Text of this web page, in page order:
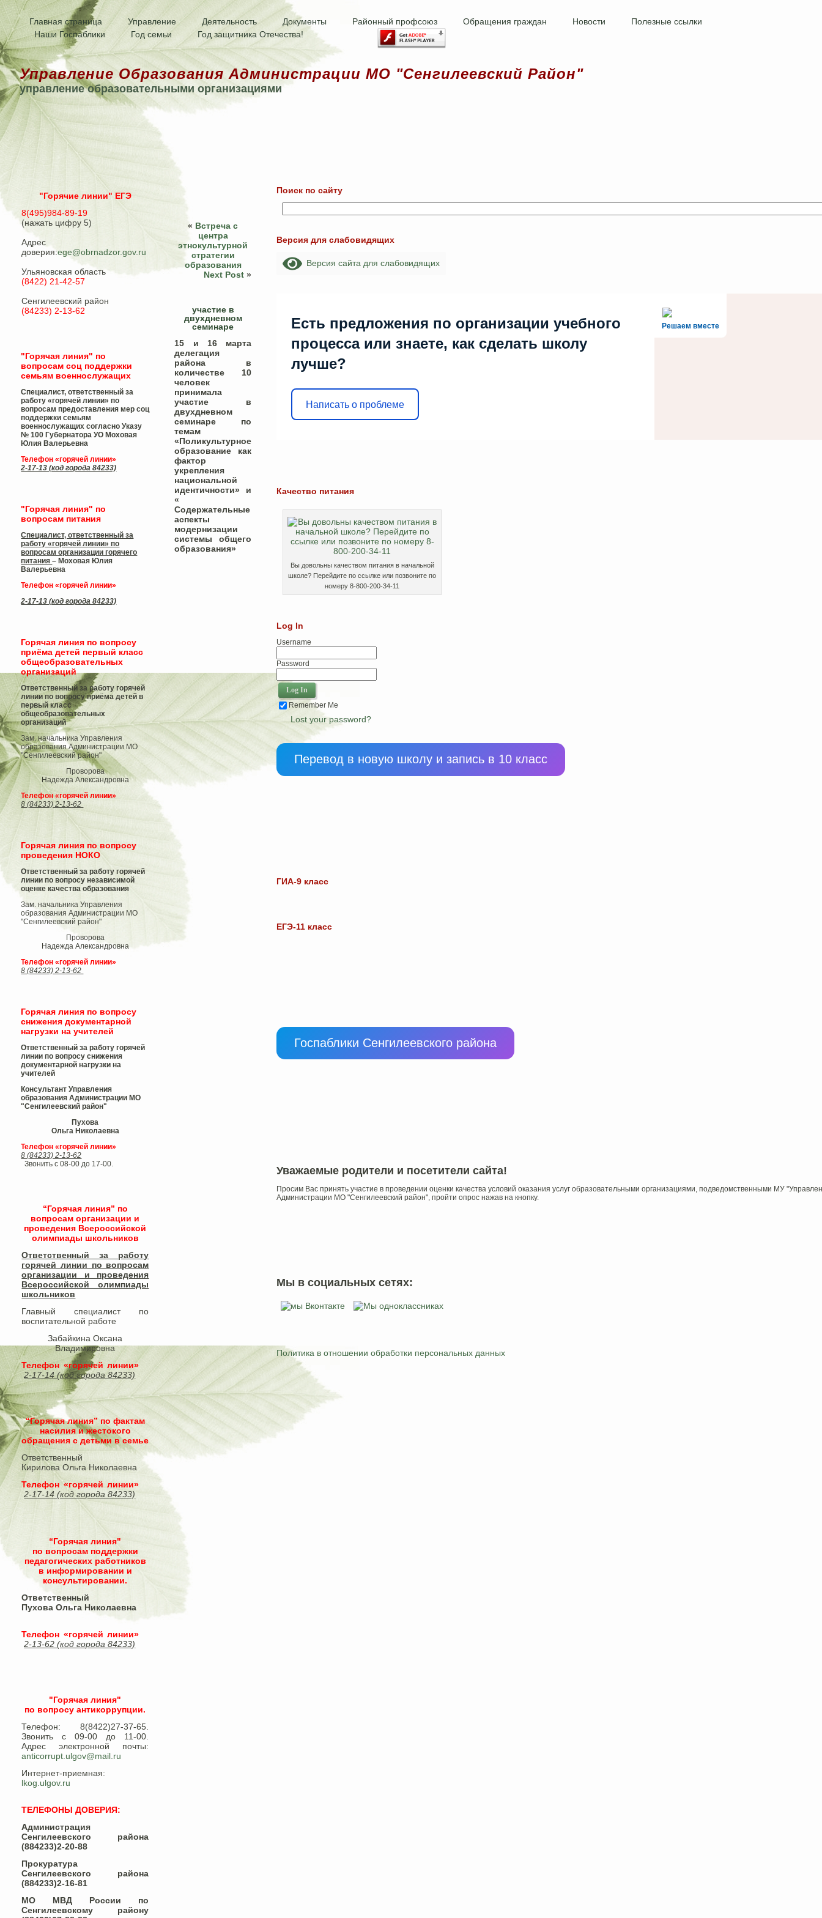
Главная страница Управление Деятельность Документы Районный профсоюз Обращения граждан Новости
Полезные ссылки
Наши Госпаблики
Год семьи Год защитника Отечества!
Управление Образования Администрации МО "Сенгилеевский Район"
управление образовательными организациями
"Горячие линии" ЕГЭ
8(495)984-89-19
(нажать цифру 5)
Адрес
доверия:ege@obrnadzor.gov.ru
Ульяновская область
(8422) 21-42-57
Сенгилеевский район
(84233) 2-13-62
"Горячая линия" по
вопросам соц поддержки
семьям военнослужащих
Специалист, ответственный за
работу «горячей линии» по
вопросам предоставления мер соц
поддержки семьям
военнослужащих согласно Указу
№ 100 Губернатора УО Моховая
Юлия Валерьевна
Телефон «горячей линии»
2-17-13 (код города 84233)
"Горячая линия" по
вопросам питания
Специалист, ответственный за
работу «горячей линии» по
вопросам организации горячего
питания– Моховая Юлия
Валерьевна
Телефон «горячей линии»
2-17-13 (код города 84233)
Горячая линия по вопросу
приёма детей первый класс
общеобразовательных
организаций
Ответственный за работу горячей
линии по вопросу приёма детей в
первый класс
общеобразовательных
организаций
Зам. начальника Управления
образования Администрации МО
"Сенгилеевский район"
Проворова
Надежда Александровна
Телефон «горячей линии»
8 (84233) 2-13-62
Горячая линия по вопросу
проведения НОКО
Ответственный за работу горячей
линии по вопросу независимой
оценке качества образования
Зам. начальника Управления
образования Администрации МО
"Сенгилеевский район"
Проворова
Надежда Александровна
Телефон «горячей линии»
8 (84233) 2-13-62
Горячая линия по вопросу
снижения документарной
нагрузки на учителей
Ответственный за работу горячей
линии по вопросу снижения
документарной нагрузки на
учителей
Консультант Управления
образования Администрации МО
"Сенгилеевский район"
Пухова
Ольга Николаевна
Телефон «горячей линии»
8 (84233) 2-13-62
Звонить с 08-00 до 17-00.
“Горячая линия” по
вопросам организации и
проведения Всероссийской
олимпиады школьников
Ответственный за работу
горячей линии по вопросам
организации и проведения
Всероссийской олимпиады
школьников​
Главный специалист по
воспитательной работе
Забайкина Оксана
Владимировна
Телефон «горячей линии»
2-17-14 (код города 84233)
“Горячая линия” по фактам
насилия и жестокого
обращения с детьми в семье
Ответственный
Кирилова Ольга Николаевна
Телефон «горячей линии»
2-17-14 (код города 84233)
“Горячая линия"
по вопросам поддержки
педагогических работников
в информировании и
консультировании.
Ответственный
Пухова Ольга Николаевна
Телефон «горячей линии»
2-13-62 (код города 84233)
"Горячая линия"
по вопросу антикоррупции.
Телефон: 8(8422)27-37-65.
Звонить с 09-00 до 11-00.
Адрес электронной почты:
anticorrupt.ulgov@mail.ru
Интернет-приемная:
lkog.ulgov.ru
ТЕЛЕФОНЫ ДОВЕРИЯ:
Администрация
Сенгилеевского района
(884233)2-20-88
Прокуратура
Сенгилеевского района
(884233)2-16-81
МО МВД России по
Сенгилеевскому району
« Встреча с
центра
этнокультурной
стратегии
образования
Next Post »
участие в
двухдневном
семинаре
15 и 16 марта
делегация
района в
количестве 10
человек
принимала
участие в
двухдневном
семинаре по
темам
«Поликультурное
образование как
фактор
укрепления
национальной
идентичности» и
«
Содержательные
аспекты
модернизации
системы общего
образования»
Поиск по сайту
Версия для слабовидящих
Версия сайта для слабовидящих
Решаем вместе
Есть предложения по организации учебного
процесса или знаете, как сделать школу
лучше?
Написать о проблеме
Качество питания
Вы довольны качеством питания в начальной
школе? Перейдите по ссылке или позвоните по
номеру 8-800-200-34-11
Log In
Username
Password
Remember Me
Lost your password?
Перевод в новую школу и запись в 10 класс
ГИА-9 класс
ЕГЭ-11 класс
Госпаблики Сенгилеевского района
Уважаемые родители и посетители сайта!
Просим Вас принять участие в проведении оценки качества условий оказания услуг образовательными организациями, подведомственными МУ
Администрации МО "Сенгилеевский район", пройти опрос нажав на кнопку.
Мы в социальных сетях:
Политика в отношении обработки персональных данных